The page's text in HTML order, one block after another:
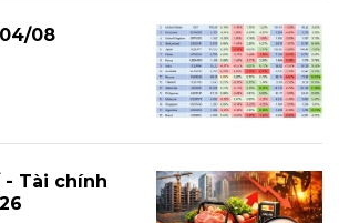
08
- Tài chính